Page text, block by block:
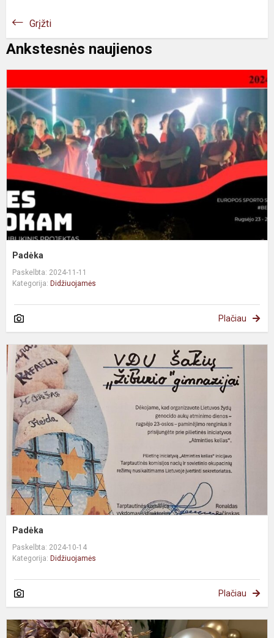
Grįžti
Ankstesnės naujienos
Padėka
Paskelbta: 2024-11-11
Kategorija: Didžiuojamės
Plačiau
Padėka
Paskelbta: 2024-10-14
Kategorija: Didžiuojamės
Plačiau